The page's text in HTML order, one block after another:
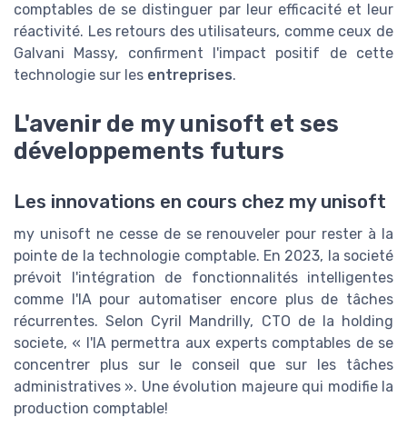
comptables de se distinguer par leur efficacité et leur
réactivité. Les retours des utilisateurs, comme ceux de
Galvani Massy, confirment l'impact positif de cette
technologie sur les entreprises.
L'avenir de my unisoft et ses
développements futurs
Les innovations en cours chez my unisoft
my unisoft ne cesse de se renouveler pour rester à la
pointe de la technologie comptable. En 2023, la societé
prévoit l'intégration de fonctionnalités intelligentes
comme l'IA pour automatiser encore plus de tâches
récurrentes. Selon Cyril Mandrilly, CTO de la holding
societe, « l'IA permettra aux experts comptables de se
concentrer plus sur le conseil que sur les tâches
administratives ». Une évolution majeure qui modifie la
production comptable!